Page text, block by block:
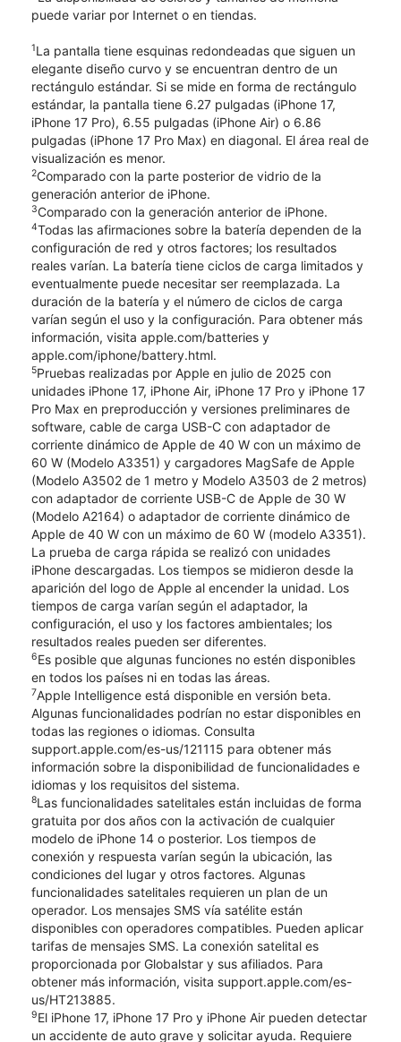
puede variar por Internet o en tiendas.
1La pantalla tiene esquinas redondeadas que siguen un
elegante diseño curvo y se encuentran dentro de un
rectángulo estándar. Si se mide en forma de rectángulo
estándar, la pantalla tiene 6.27 pulgadas (iPhone 17,
iPhone 17 Pro), 6.55 pulgadas (iPhone Air) o 6.86
pulgadas (iPhone 17 Pro Max) en diagonal. El área real de
visualización es menor.
2Comparado con la parte posterior de vidrio de la
generación anterior de iPhone.
3Comparado con la generación anterior de iPhone.
4Todas las afirmaciones sobre la batería dependen de la
configuración de red y otros factores; los resultados
reales varían. La batería tiene ciclos de carga limitados y
eventualmente puede necesitar ser reemplazada. La
duración de la batería y el número de ciclos de carga
varían según el uso y la configuración. Para obtener más
información, visita apple.com/batteries y
apple.com/iphone/battery.html.
5Pruebas realizadas por Apple en julio de 2025 con
unidades iPhone 17, iPhone Air, iPhone 17 Pro y iPhone 17
Pro Max en preproducción y versiones preliminares de
software, cable de carga USB-C con adaptador de
corriente dinámico de Apple de 40 W con un máximo de
60 W (Modelo A3351) y cargadores MagSafe de Apple
(Modelo A3502 de 1 metro y Modelo A3503 de 2 metros)
con adaptador de corriente USB-C de Apple de 30 W
(Modelo A2164) o adaptador de corriente dinámico de
Apple de 40 W con un máximo de 60 W (modelo A3351).
La prueba de carga rápida se realizó con unidades
iPhone descargadas. Los tiempos se midieron desde la
aparición del logo de Apple al encender la unidad. Los
tiempos de carga varían según el adaptador, la
configuración, el uso y los factores ambientales; los
resultados reales pueden ser diferentes.
6Es posible que algunas funciones no estén disponibles
en todos los países ni en todas las áreas.
7Apple Intelligence está disponible en versión beta.
Algunas funcionalidades podrían no estar disponibles en
todas las regiones o idiomas. Consulta
support.apple.com/es-us/121115 para obtener más
información sobre la disponibilidad de funcionalidades e
idiomas y los requisitos del sistema.
8Las funcionalidades satelitales están incluidas de forma
gratuita por dos años con la activación de cualquier
modelo de iPhone 14 o posterior. Los tiempos de
conexión y respuesta varían según la ubicación, las
condiciones del lugar y otros factores. Algunas
funcionalidades satelitales requieren un plan de un
operador. Los mensajes SMS vía satélite están
disponibles con operadores compatibles. Pueden aplicar
tarifas de mensajes SMS. La conexión satelital es
proporcionada por Globalstar y sus afiliados. Para
obtener más información, visita support.apple.com/es-
us/HT213885.
9El iPhone 17, iPhone 17 Pro y iPhone Air pueden detectar
un accidente de auto grave y solicitar ayuda. Requiere